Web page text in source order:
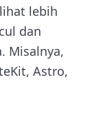
lebih
dan
Misalnya,
Astro,